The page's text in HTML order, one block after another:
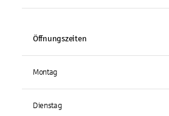
Öffnungszeiten
Montag
Dienstag